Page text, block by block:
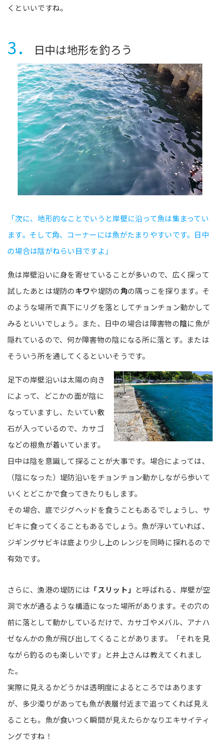
くといいですね。
3． 日中は地形を釣ろう
「次に、地形的なことでいうと岸壁に沿って魚は集まってい
ます。そして角、コーナーには魚がたまりやすいです。日中
の場合は陰がねらい目ですよ」
魚は岸壁沿いに身を寄せていることが多いので、広く探って
試したあとは堤防のキワや堤防の角の隅っこを探ります。そ
のような場所で真下にリグを落としてチョンチョン動かして
みるといいでしょう。また、日中の場合は障害物の陰に魚が
隠れているので、何か障害物の陰になる所に落とす。または
そういう所を通してくるといいそうです。
足下の岸壁沿いは太陽の向き
によって、どこかの面が陰に
なっていますし、たいてい敷
石が入っているので、カサゴ
などの根魚が着いています。
日中は陰を意識して探ることが大事です。場合によっては、
（陰になった）堤防沿いをチョンチョン動かしながら歩いて
いくとどこかで食ってきたりもします。
その場合、底でジグヘッドを食うこともあるでしょうし、サ
ビキに食ってくることもあるでしょう。魚が浮いていれば、
ジギングサビキは底より少し上のレンジを同時に探れるので
有効です。
さらに、漁港の堤防には 「スリット」 と呼ばれる、岸壁が空
洞で水が通るような構造になった場所があります。その穴の
前に落として動かしているだけで、カサゴやメバル、アナハ
ゼなんかの魚が飛び出してくることがあります。「それを見
ながら釣るのも楽しいです」と井上さんは教えてくれまし
た。
実際に見えるかどうかは透明度によるところではあります
が、多少濁りがあっても魚が表層付近まで追ってくれば見え
ることも。魚が食いつく瞬間が見えたらかなりエキサイティ
ングですね！